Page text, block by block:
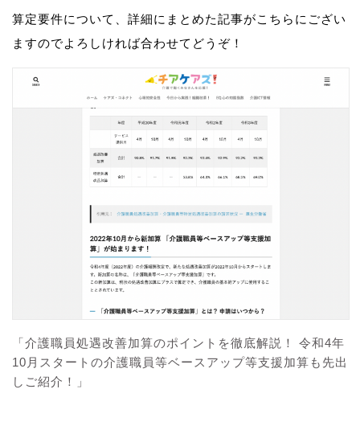
算定要件について、詳細にまとめた記事がこちらにござい
ますのでよろしければ合わせてどうぞ！
「介護職員処遇改善加算のポイントを徹底解説！ 令和4年
10月スタートの介護職員等ベースアップ等支援加算も先出
しご紹介！」